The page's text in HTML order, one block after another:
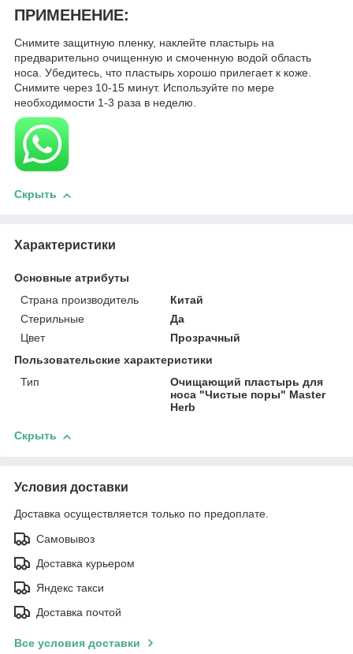
ПРИМЕНЕНИЕ:
Снимите защитную пленку, наклейте пластырь на
предварительно очищенную и смоченную водой область
носа. Убедитесь, что пластырь хорошо прилегает к коже.
Снимите через 10-15 минут. Используйте по мере
необходимости 1-3 раза в неделю.
Скрыть
Характеристики
Основные атрибуты
Страна производитель
Китай
Стерильные
Да
Цвет
Прозрачный
Пользовательские характеристики
Тип
Очищающий пластырь для
носа "Чистые поры" Master
Herb
Скрыть
Условия доставки
Доставка осуществляется только по предоплате.
Самовывоз
Доставка курьером
Яндекс такси
Доставка почтой
Все условия доставки